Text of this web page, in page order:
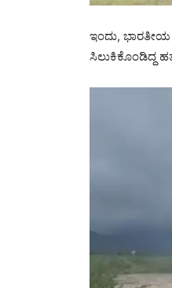
ಇಂದು, ಭಾರತೀಯ
ಸಿಲುಕಿಕೊಂಡಿದ್ದ